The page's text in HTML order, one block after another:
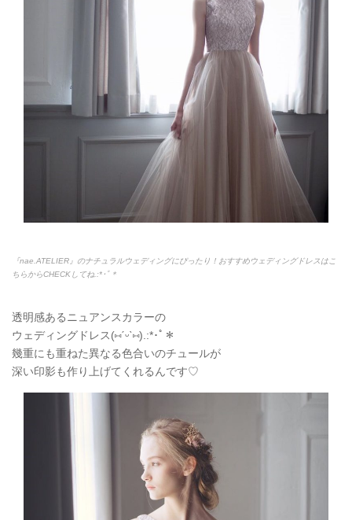
『nae.ATELIER』のナチュラルウェディングにぴったり！おすすめウェディングドレスはこ
ちらからCHECKしてね.:*･ﾟ＊
透明感あるニュアンスカラーの
ウェディングドレス(⑅ˊᵕˋ⑅).:*･ﾟ＊
幾重にも重ねた異なる色合いのチュールが
深い印影も作り上げてくれるんです♡